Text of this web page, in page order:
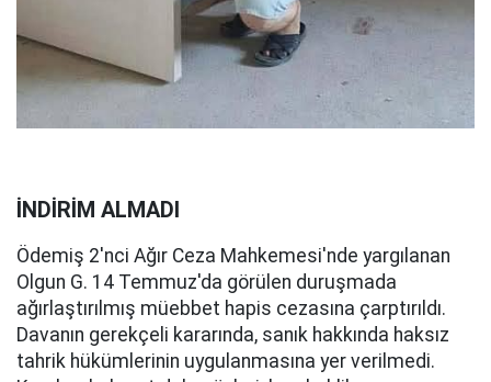
İNDİRİM ALMADI
Ödemiş 2'nci Ağır Ceza Mahkemesi'nde yargılanan
Olgun G. 14 Temmuz'da görülen duruşmada
ağırlaştırılmış müebbet hapis cezasına çarptırıldı.
Davanın gerekçeli kararında, sanık hakkında haksız
tahrik hükümlerinin uygulanmasına yer verilmedi.